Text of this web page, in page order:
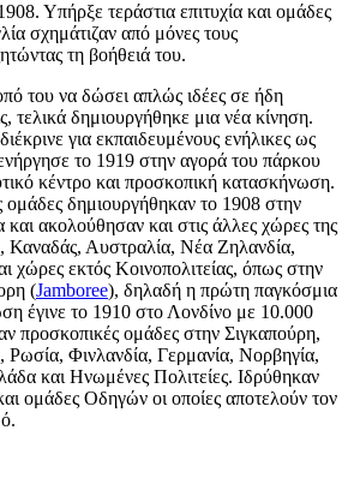
Υπήρξε τεράστια επιτυχία και ομάδες
σχημάτιζαν από μόνες τους
τη βοήθειά του.
του να δώσει απλώς ιδέες σε ήδη
τελικά δημιουργήθηκε μια νέα κίνηση.
για εκπαιδευμένους ενήλικες ως
το 1919 στην αγορά του πάρκου
κέντρο και προσκοπική κατασκήνωση.
ομάδες δημιουργήθηκαν το 1908 στην
και ακολούθησαν και στις άλλες χώρες της
Καναδάς, Αυστραλία, Νέα Ζηλανδία,
χώρες εκτός Κοινοπολιτείας, όπως στην
(Jamboree), δηλαδή η πρώτη παγκόσμια
έγινε το 1910 στο Λονδίνο με 10.000
προσκοπικές ομάδες στην Σιγκαπούρη,
Ρωσία, Φινλανδία, Γερμανία, Νορβηγία,
και Ηνωμένες Πολιτείες. Ιδρύθηκαν
ομάδες Oδηγών οι οποίες αποτελούν τον